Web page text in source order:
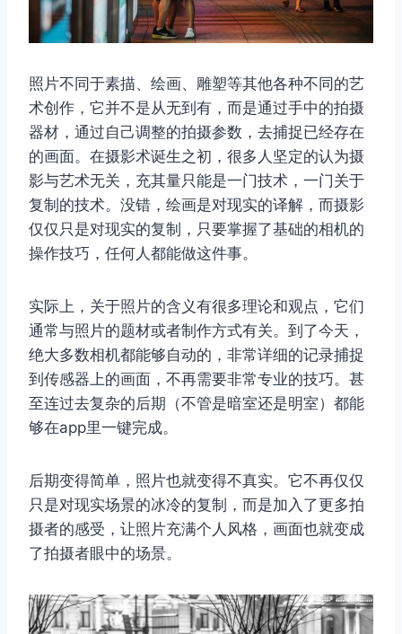
照片不同于素描、绘画、雕塑等其他各种不同的艺
术创作，它并不是从无到有，而是通过手中的拍摄
器材，通过自己调整的拍摄参数，去捕捉已经存在
的画面。在摄影术诞生之初，很多人坚定的认为摄
影与艺术无关，充其量只能是一门技术，一门关于
复制的技术。没错，绘画是对现实的译解，而摄影
仅仅只是对现实的复制，只要掌握了基础的相机的
操作技巧，任何人都能做这件事。
实际上，关于照片的含义有很多理论和观点，它们
通常与照片的题材或者制作方式有关。到了今天，
绝大多数相机都能够自动的，非常详细的记录捕捉
到传感器上的画面，不再需要非常专业的技巧。甚
至连过去复杂的后期（不管是暗室还是明室）都能
够在app里一键完成。
后期变得简单，照片也就变得不真实。它不再仅仅
只是对现实场景的冰冷的复制，而是加入了更多拍
摄者的感受，让照片充满个人风格，画面也就变成
了拍摄者眼中的场景。